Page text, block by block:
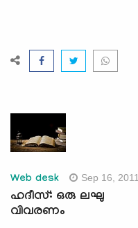
Web desk Sep 16, 2011
ഹദീസ്: ഒരു ലഘു
വിവരണം